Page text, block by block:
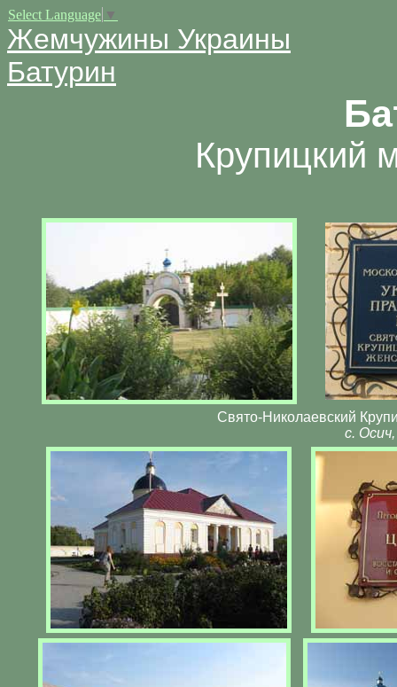
Select Language ▼
Жемчужины Украины
Батурин
Крупицкий
Свято-Николаевский
с.